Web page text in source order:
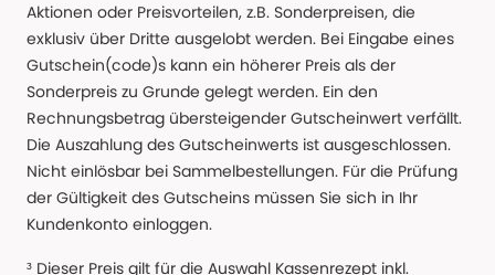
Aktionen oder Preisvorteilen, z.B. Sonderpreisen, die
exklusiv über Dritte ausgelobt werden. Bei Eingabe eines
Gutschein(code)s kann ein höherer Preis als der
Sonderpreis zu Grunde gelegt werden. Ein den
Rechnungsbetrag übersteigender Gutscheinwert verfällt.
Die Auszahlung des Gutscheinwerts ist ausgeschlossen.
Nicht einlösbar bei Sammelbestellungen. Für die Prüfung
der Gültigkeit des Gutscheins müssen Sie sich in Ihr
Kundenkonto einloggen.
³ Dieser Preis gilt für die Auswahl Kassenrezept inkl.